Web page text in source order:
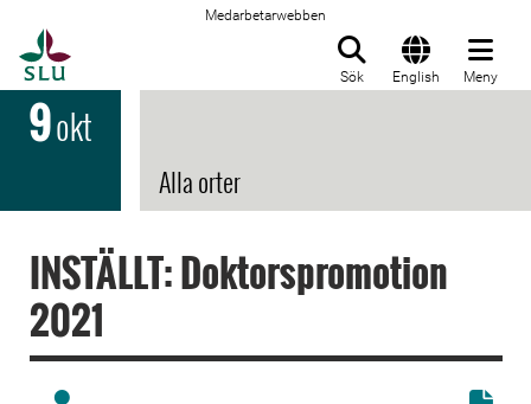
Medarbetarwebben
Sök English Meny
9okt
Alla orter
INSTÄLLT: Doktorspromotion
2021